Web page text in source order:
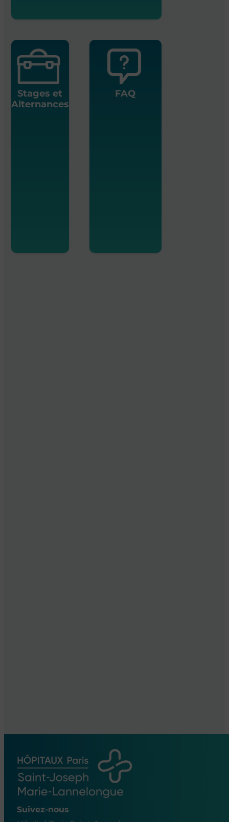
Stages et
Alternances
FAQ
Suivez-nous